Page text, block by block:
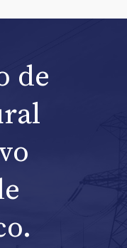
de